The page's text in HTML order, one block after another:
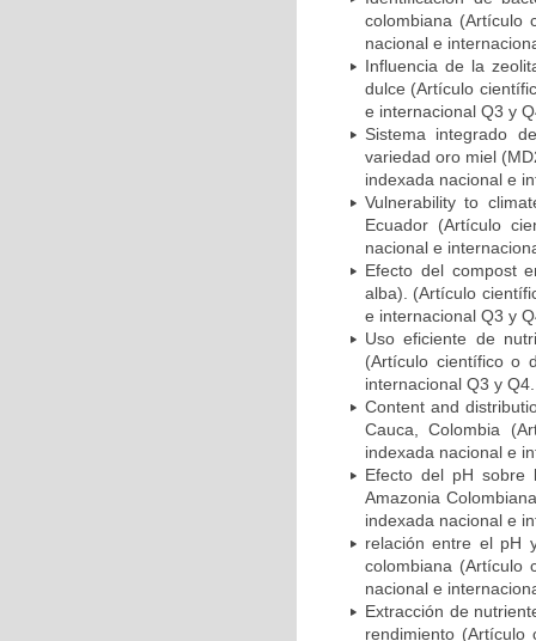
colombiana (Artículo
nacional e
Influencia de la
dulce (Artículo
e internacional Q3 y
Sistema integrado
variedad oro miel
indexada nacional e
Vulnerability to
Ecuador (Artículo
nacional e
Efecto del compost
alba). (Artículo
e internacional Q3 y
Uso eficiente de
(Artículo científico o
internacional Q3 y
Content and
Cauca, Colombia
indexada nacional e
Efecto del pH sobre
Amazonia
indexada nacional e
relación entre el pH
colombiana (Artículo
nacional e
Extracción de
rendimiento (Artículo